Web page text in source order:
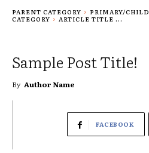
PARENT CATEGORY
PRIMARY/CHILD
CATEGORY
ARTICLE TITLE ...
Sample Post Title!
By Author Name
FACEBOOK